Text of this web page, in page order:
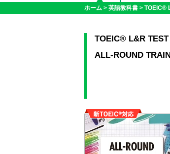
ホーム > 英語教科書 > TOEIC®
TOEIC® L&R
ALL-ROUND